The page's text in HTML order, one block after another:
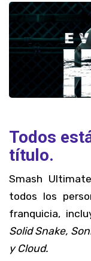
Todos
título.
Smash
todos los
franquicia,
Solid Snake,
y Cloud.